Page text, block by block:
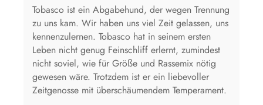
Tobasco ist ein Abgabehund, der wegen Trennung
zu uns kam. Wir haben uns viel Zeit gelassen, uns
kennenzulernen. Tobasco hat in seinem ersten
Leben nicht genug Feinschliff erlernt, zumindest
nicht soviel, wie für Größe und Rassemix nötig
gewesen wäre. Trotzdem ist er ein liebevoller
Zeitgenosse mit überschäumendem Temperament.